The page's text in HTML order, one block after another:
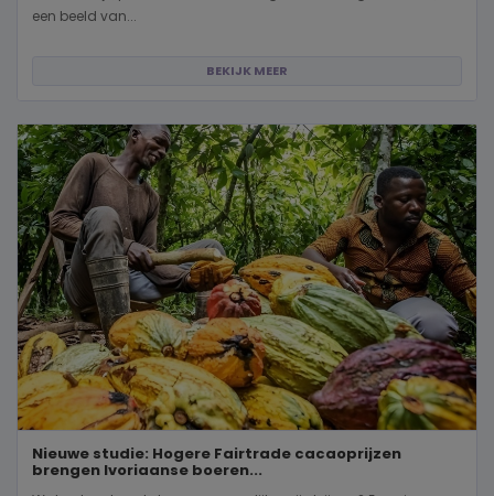
een beeld van...
BEKIJK MEER
Nieuwe studie: Hogere Fairtrade cacaoprijzen
brengen Ivoriaanse boeren...